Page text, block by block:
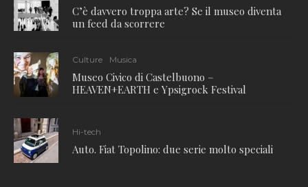
C’è davvero troppa arte? Se il museo diventa
un feed da scorrere
Culture Musica
Museo Civico di Castelbuono –
HEAVEN+EARTH e Ypsigrock Festival
Hi-tech
Auto. Fiat Topolino: due serie molto speciali